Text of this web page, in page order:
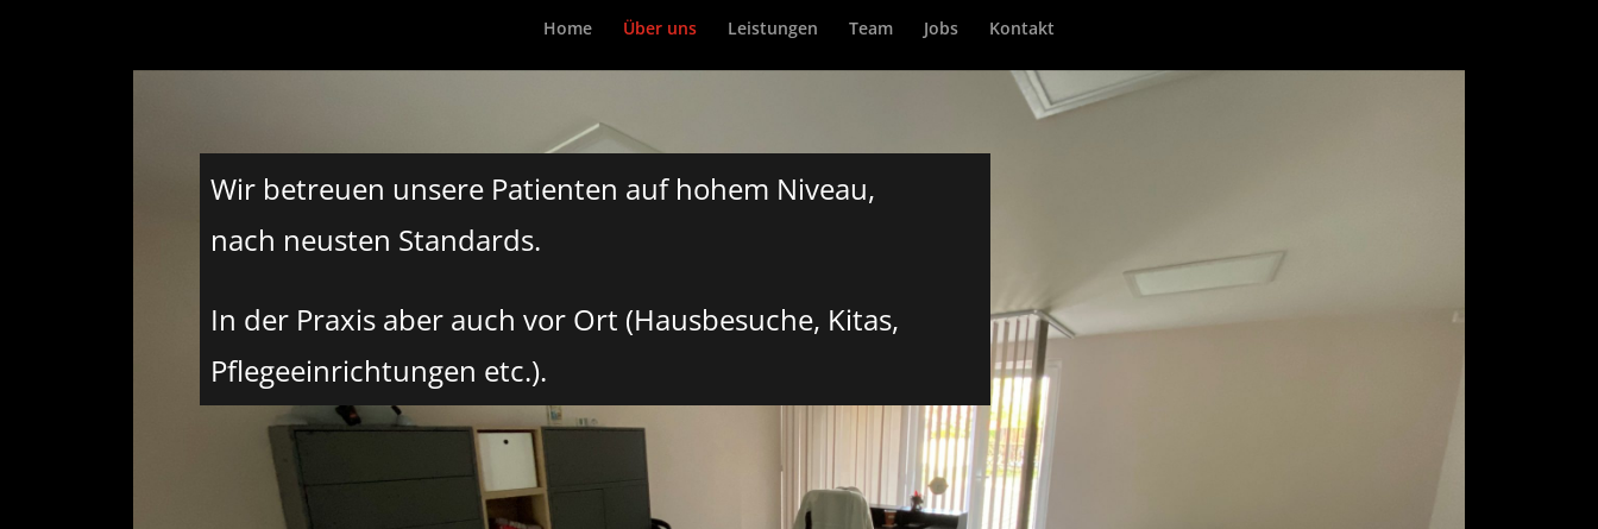
Home Über uns Leistungen Team Jobs Kontakt
Wir betreuen unsere Patienten auf hohem Niveau,
nach neusten Standards.
In der Praxis aber auch vor Ort (Hausbesuche, Kitas,
Pflegeeinrichtungen etc.).